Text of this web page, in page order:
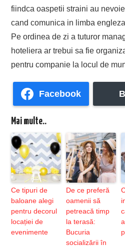
fiindca oaspetii straini au
cand comunica in limba
Pe ordinea de zi a tuturor
hoteliera ar trebui sa fie
pentru companie la locul de
Facebook
Mai multe..
Ce tipuri de
baloane alegi
pentru decorul
locației de
evenimente
De ce preferă
oamenii să
petreacă timp
la terasă:
Bucuria
socializării în